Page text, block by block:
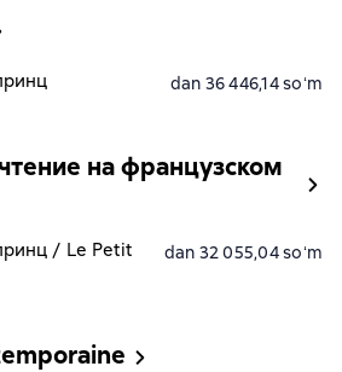
dan 36 446,14 soʻm
на французском
/ Le Petit
dan 32 055,04 soʻm